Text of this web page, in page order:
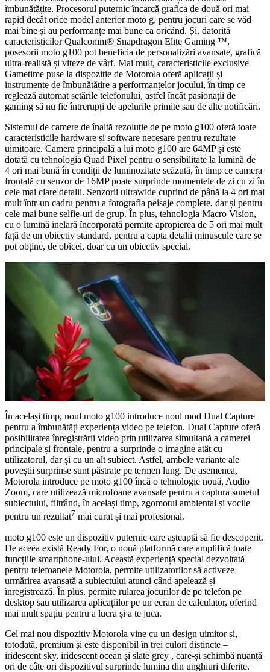
îmbunătățite. Procesorul puternic încarcă grafica de două ori mai
rapid decât orice model anterior moto g, pentru jocuri care se văd
mai bine și au performanțe mai bune ca oricând. Și, datorită
caracteristicilor Qualcomm® Snapdragon Elite Gaming ™,
posesorii moto g100 pot beneficia de personalizări avansate, grafică
ultra-realistă și viteze de vârf. Mai mult, caracteristicile exclusive
Gametime puse la dispoziție de Motorola oferă aplicații și
instrumente de îmbunătățire a performanțelor jocului, în timp ce
reglează automat setările telefonului, astfel încât pasionații de
gaming să nu fie întrerupți de apelurile primite sau de alte notificări.
Sistemul de camere de înaltă rezoluție de pe moto g100 oferă toate
caracteristicile hardware și software necesare pentru rezultate
uimitoare. Camera principală a lui moto g100 are 64MP și este
dotată cu tehnologia Quad Pixel pentru o sensibilitate la lumină de
4 ori mai bună în condiții de luminozitate scăzută, în timp ce camera
frontală cu senzor de 16MP poate surprinde momentele de zi cu zi în
cele mai clare detalii. Senzorii ultrawide cuprind de până la 4 ori mai
mult într-un cadru pentru a fotografia peisaje complete, dar și pentru
cele mai bune selfie-uri de grup. În plus, tehnologia Macro Vision,
cu o lumină inelară încorporată permite apropierea de 5 ori mai mult
față de un obiectiv standard, pentru a capta detalii minuscule care se
pot obține, de obicei, doar cu un obiectiv special.
În același timp, noul moto g100 introduce noul mod Dual Capture
pentru a îmbunătăți experiența video pe telefon. Dual Capture oferă
posibilitatea înregistrării video prin utilizarea simultană a camerei
principale și frontale, pentru a surprinde o imagine atât cu
utilizatorul, dar și cu un alt subiect. Astfel, ambele variante ale
poveștii surprinse sunt păstrate pe termen lung. De asemenea,
Motorola introduce pe moto g100 încă o tehnologie nouă, Audio
Zoom, care utilizează microfoane avansate pentru a captura sunetul
subiectului, filtrând, în același timp, zgomotul ambiental și vocile
pentru un rezultat7 mai curat și mai profesional.
moto g100 este un dispozitiv puternic care așteaptă să fie descoperit.
De aceea există Ready For, o nouă platformă care amplifică toate
funcțiile smartphone-ului. Această experiență special dezvoltată
pentru telefoanele Motorola, permite utilizatorilor să activeze
urmărirea avansată a subiectului atunci când apelează și
înregistrează. În plus, permite rularea jocurilor de pe telefon pe
desktop sau utilizarea aplicațiilor pe un ecran de calculator, oferind
mai mult spațiu pentru a lucra și a te juca.
Cel mai nou dispozitiv Motorola vine cu un design uimitor și,
totodată, premium și este disponibil în trei culori distincte –
iridescent sky, iridescent ocean și slate grey , care-și schimbă nuanță
ori de câte ori dispozitivul surprinde lumina din unghiuri diferite.